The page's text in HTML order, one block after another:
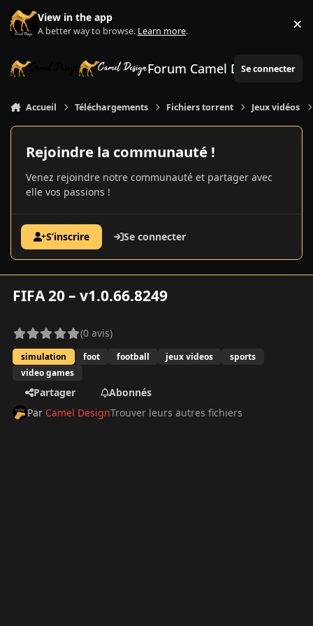
Aller au contenu
View in the app
A better way to browse. Learn more. ×
Forum Camel Design
Se connecter
Accueil Téléchargements Fichiers torrent Jeux vidéos
Rejoindre la communauté !
Venez rejoindre notre communauté et partager avec
elle vos passions !
S’inscrire Se connecter
FIFA 20 – v1.0.66.8249
(0 avis)
simulation foot football jeux videos
sports
video games
Partager
Abonnés
Par Camel DesignTrouver leurs autres fichiers